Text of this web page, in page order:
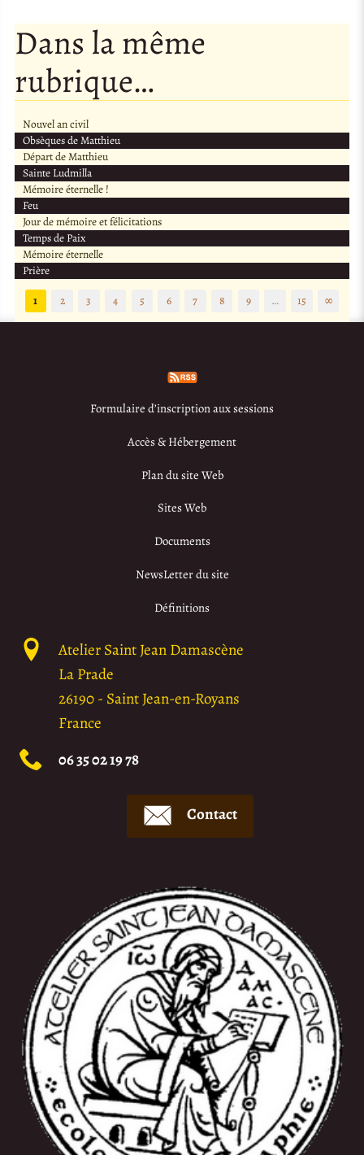
Dans la même
rubrique…
Nouvel an civil
Obsèques de Matthieu
Départ de Matthieu
Sainte Ludmilla
Mémoire éternelle !
Feu
Jour de mémoire et félicitations
Temps de Paix
Mémoire éternelle
Prière
1
2 3 4 5 6 7 8 9 … 15 ∞
Formulaire d’inscription aux sessions
Accès & Hébergement
Plan du site Web
Sites Web
Documents
NewsLetter du site
Définitions
Atelier Saint Jean Damascène
La Prade
26190- Saint Jean-en-Royans
France
06 35 02 19 78
Contact